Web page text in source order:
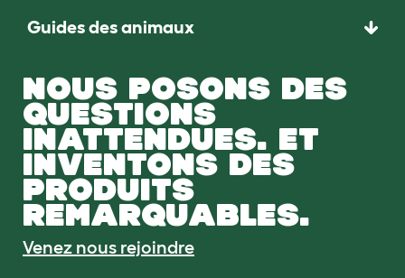
Guides des animaux
NOUS POSONS DES
QUESTIONS
INATTENDUES. ET
INVENTONS DES
PRODUITS
REMARQUABLES.
Venez nous rejoindre